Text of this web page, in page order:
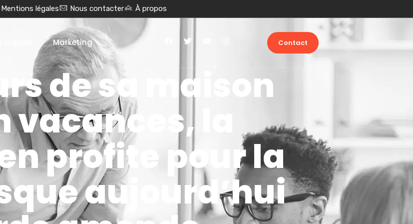
Mentions légales Nous contacter À propos
Marketing Contact
de sa maison
la
profite pour la
aujourd’hui